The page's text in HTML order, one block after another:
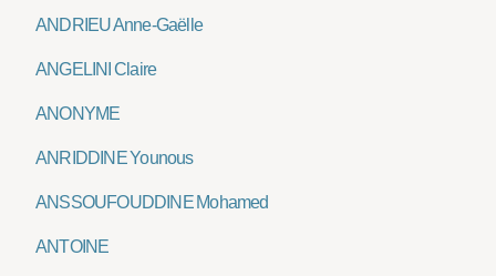
ANDRIEU Anne-Gaëlle
ANGELINI Claire
ANONYME
ANRIDDINE Younous
ANSSOUFOUDDINE Mohamed
ANTOINE